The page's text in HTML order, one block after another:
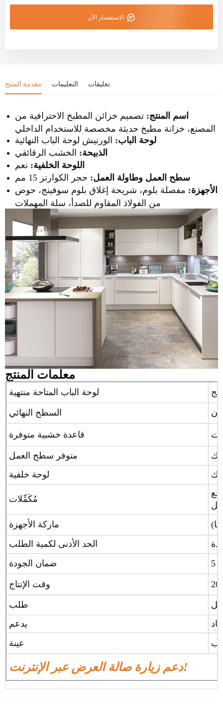
الاستفسار الآن
مقدمة المنتج التعليمات تعليقات
اسم المنتج: تصميم خزائن المطبخ الاحترافية من
المصنع، خزانة مطبخ حديثة مخصصة للاستخدام الداخلي
لوحة الباب: الورنيش لوحة الباب النهائية
الذبيحة: الخشب الرقائقي
اللوحة الخلفية: نعم
سطح العمل وطاولة العمل: حجر الكوارتز 15 مم
الأجهزة: مفصلة بلوم، شريحة إغلاق بلوم سوفينج، حوض
من الفولاذ المقاوم للصدأ، سلة المهملات
معلمات المنتج
لوحة الباب المتاحة منتهية
السطح النهائي
قاعدة خشبية متوفرة
متوفر سطح العمل
لوحة خلفية
مُكَمِّلات
ماركة الأجهزة
الحد الأدنى لكمية الطلب
ضمان الجودة
وقت الإنتاج
طلب
يدعم
عينة
دعم زيارة صالة العرض عبر الإنترنت!